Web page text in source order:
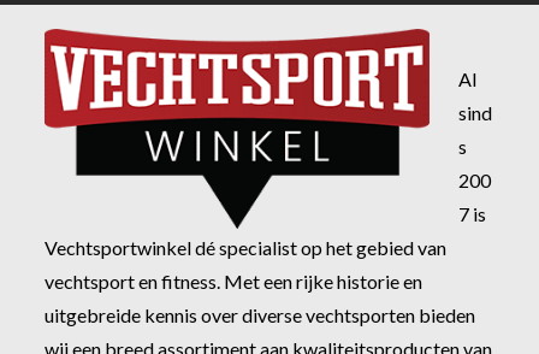
Al
sind
s
200
7 is
Vechtsportwinkel dé specialist op het gebied van
vechtsport en fitness. Met een rijke historie en
uitgebreide kennis over diverse vechtsporten bieden
wij een breed assortiment aan kwaliteitsproducten van